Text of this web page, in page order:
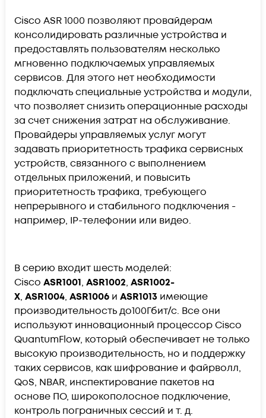
Cisco ASR 1000 позволяют провайдерам
консолидировать различные устройства и
предоставлять пользователям несколько
мгновенно подключаемых управляемых
сервисов. Для этого нет необходимости
подключать специальные устройства и модули,
что позволяет снизить операционные расходы
за счет снижения затрат на обслуживание.
Провайдеры управляемых услуг могут
задавать приоритетность трафика сервисных
устройств, связанного с выполнением
отдельных приложений, и повысить
приоритетность трафика, требующего
непрерывного и стабильного подключения -
например, IP-телефонии или видео.
В серию входит шесть моделей:
Cisco ASR1001, ASR1002, ASR1002-
X, ASR1004, ASR1006 и ASR1013 имеющие
производительность до100Гбит/с. Все они
используют инновационный процессор Cisco
QuantumFlow, который обеспечивает не только
высокую производительность, но и поддержку
таких сервисов, как шифрование и файрволл,
QoS, NBAR, инспектирование пакетов на
основе ПО, широкополосное подключение,
контроль пограничных сессий и т. д.